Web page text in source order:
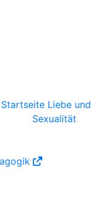
Startseite Liebe und
Sexualität